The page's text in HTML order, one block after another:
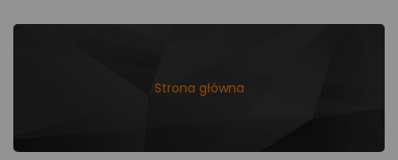
Strona główna